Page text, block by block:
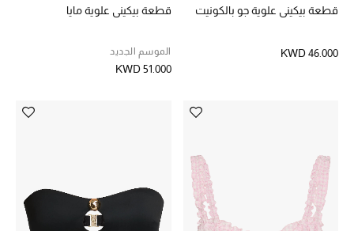
هدايا مُعبرة
بطاقة الهدايا الإلكترونية
هدايا حسب المرسل إليه
قطعة بيكيني علوية جو بالكونيت
KWD 46.000
قطعة بيكيني علوية مايا
الموسم الجديد
KWD 51.000